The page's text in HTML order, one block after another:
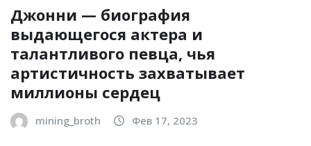
Джонни — биография
выдающегося актера и
талантливого певца, чья
артистичность захватывает
миллионы сердец
mining_broth Фев 17, 2023